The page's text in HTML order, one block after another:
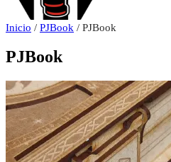
Inicio / PJBook / PJBook
PJBook